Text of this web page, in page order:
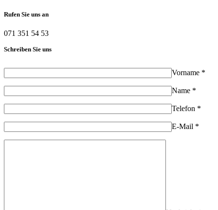
Rufen Sie uns an
071 351 54 53
Schreiben Sie uns
Vorname *
Name *
Telefon *
E-Mail *